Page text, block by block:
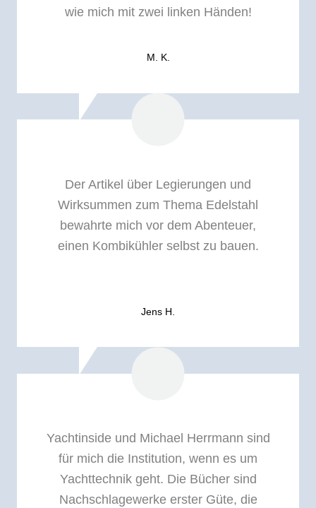
wie mich mit zwei linken Händen!
M. K.
Der Artikel über Legierungen und
Wirksummen zum Thema Edelstahl
bewahrte mich vor dem Abenteuer,
einen Kombikühler selbst zu bauen.
Jens H.
Yachtinside und Michael Herrmann sind
für mich die Institution, wenn es um
Yachttechnik geht. Die Bücher sind
Nachschlagewerke erster Güte, die